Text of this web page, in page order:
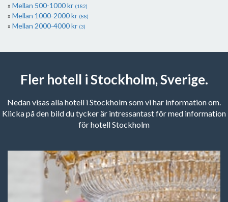
Mellan 500-1000 kr (182)
Mellan 1000-2000 kr (88)
Mellan 2000-4000 kr (3)
Fler hotell i Stockholm, Sverige.
Nedan visas alla hotell i Stockholm som vi har information om.
Klicka på den bild du tycker är intressantast för med information
för hotell Stockholm